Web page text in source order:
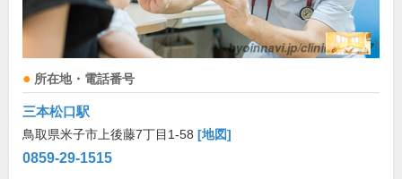
所在地・電話番号
三本松口駅
鳥取県米子市上後藤7丁目1-58 [地図]
0859-29-1515